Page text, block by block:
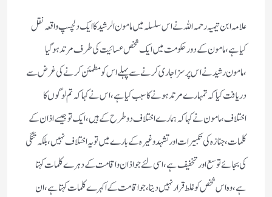
علامہ ابن تیمیہ رحمہ اللہ نے اس سلسلہ میں مامون الرشید کا ایک دلچسپ واقعہ نقل
کیا ہے ، مامون کے دور حکومت میں ایک شخص عسائیت کی طرف مرتد ہوگیا
،مامون رشید نے اس پر سزا جاری کرنے سے پہلے اس کو مطمئن کرنے کی غرض سے
دریافت کیا کہ تمہارے مرتد ہونے کا سبب کیا ہے ،اس نے کہا کہ تم لوگوں کا
اختلاف ،مامون نے کہا کہ ہمارے اختلاف دو طرح کے ہیں ،ایک تو جیسے اذان کے
کلمات ،جنازہ کی تکبیرات اور تشہد وغیرہ کے بارے میں تو یہ اختلاف نہیں ،بلکہ تنگی
کی بجائے توسع اور تخفیف ہے ،اسی لئے جو اذان و اقامت کے دہرے کلمات کہتا
ہے ،وہ اس شخص کو غلط قرار نہیں دیتا ،جو اقامت کے اکہرے کلمات کہتا ہے ،ان